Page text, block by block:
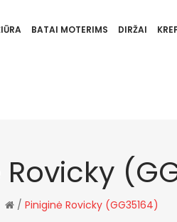
BATAI MOTERIMS DIRŽAI
/ Piniginė Rovicky (GG35164)